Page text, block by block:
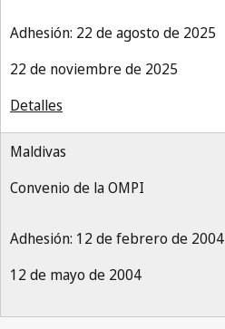
Adhesión: 22 de agosto de 2025
22 de noviembre de 2025
Detalles
Maldivas
Convenio de la OMPI
Adhesión: 12 de febrero de 2004
12 de mayo de 2004